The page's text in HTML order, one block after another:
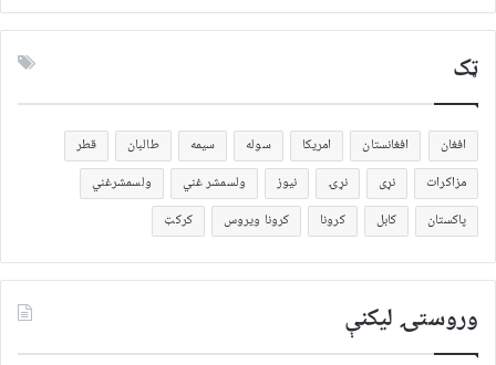
ټک
افغان افغانستان امریکا سوله سیمه طالبان
قطر
مزاکرات
نړی نړۍ نیوز ولسمشر غني
ولسمشرغني
پاکستان
کابل کرونا کرونا ویروس کرکټ
وروستۍ ليکنې